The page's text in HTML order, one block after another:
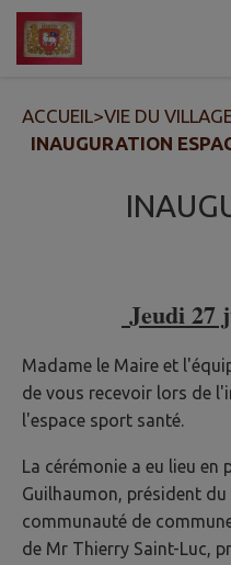
Contenu
ACCUEIL>VIE DU
INAUGURATION
Jeudi 27
Madame le Maire et
de vous recevoir lors de
l'espace sport santé.
La cérémonie a eu lieu en
Guilhaumon, président
communauté de
de Mr Thierry Saint-Luc,